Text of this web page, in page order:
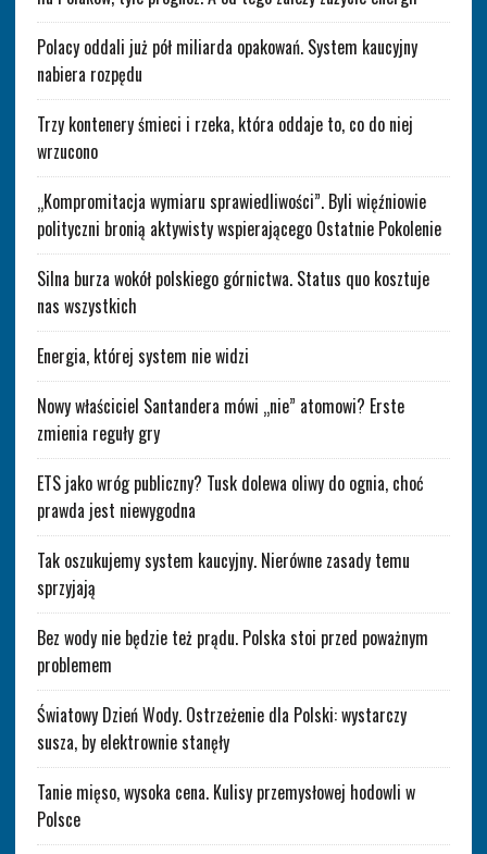
Polacy oddali już pół miliarda opakowań. System kaucyjny
nabiera rozpędu
Trzy kontenery śmieci i rzeka, która oddaje to, co do niej
wrzucono
„Kompromitacja wymiaru sprawiedliwości”. Byli więźniowie
polityczni bronią aktywisty wspierającego Ostatnie Pokolenie
Silna burza wokół polskiego górnictwa. Status quo kosztuje
nas wszystkich
Energia, której system nie widzi
Nowy właściciel Santandera mówi „nie” atomowi? Erste
zmienia reguły gry
ETS jako wróg publiczny? Tusk dolewa oliwy do ognia, choć
prawda jest niewygodna
Tak oszukujemy system kaucyjny. Nierówne zasady temu
sprzyjają
Bez wody nie będzie też prądu. Polska stoi przed poważnym
problemem
Światowy Dzień Wody. Ostrzeżenie dla Polski: wystarczy
susza, by elektrownie stanęły
Tanie mięso, wysoka cena. Kulisy przemysłowej hodowli w
Polsce